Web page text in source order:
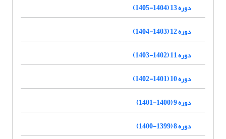
دوره 13 (1404-1405)
دوره 12 (1403-1404)
دوره 11 (1402-1403)
دوره 10 (1401-1402)
دوره 9 (1400-1401)
دوره 8 (1399-1400)